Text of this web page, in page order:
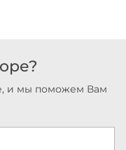
и мы поможем Вам